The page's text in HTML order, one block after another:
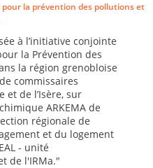
pour la prévention des pollutions et
à l’initiative conjointe
la Prévention des
la région grenobloise
commissaires
et de l’Isère, sur
ARKEMA de
régionale de
et du logement
- unité
de l'IRMa."